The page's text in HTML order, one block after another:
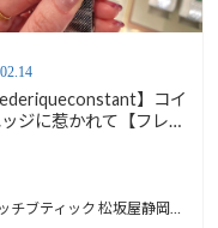
】コイ
ジに惹かれて【フレデ
ウォッチブティック 松坂屋静岡店 Blog